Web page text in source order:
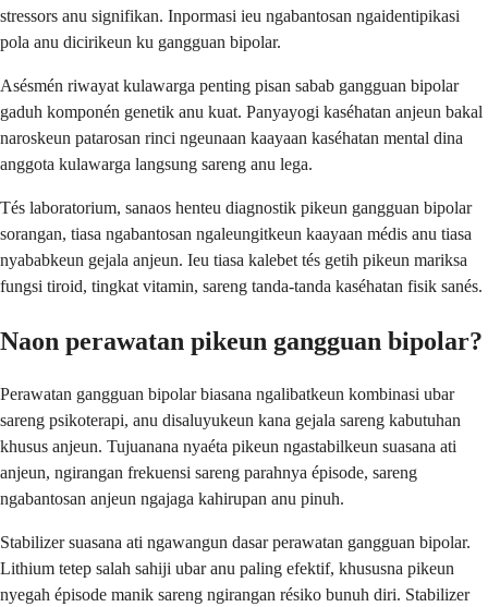
stressors anu signifikan. Inpormasi ieu ngabantosan ngaidentipikasi
pola anu dicirikeun ku gangguan bipolar.
Asésmén riwayat kulawarga penting pisan sabab gangguan bipolar
gaduh komponén genetik anu kuat. Panyayogi kaséhatan anjeun bakal
naroskeun patarosan rinci ngeunaan kaayaan kaséhatan mental dina
anggota kulawarga langsung sareng anu lega.
Tés laboratorium, sanaos henteu diagnostik pikeun gangguan bipolar
sorangan, tiasa ngabantosan ngaleungitkeun kaayaan médis anu tiasa
nyababkeun gejala anjeun. Ieu tiasa kalebet tés getih pikeun mariksa
fungsi tiroid, tingkat vitamin, sareng tanda-tanda kaséhatan fisik sanés.
Naon perawatan pikeun gangguan bipolar?
Perawatan gangguan bipolar biasana ngalibatkeun kombinasi ubar
sareng psikoterapi, anu disaluyukeun kana gejala sareng kabutuhan
khusus anjeun. Tujuanana nyaéta pikeun ngastabilkeun suasana ati
anjeun, ngirangan frekuensi sareng parahnya épisode, sareng
ngabantosan anjeun ngajaga kahirupan anu pinuh.
Stabilizer suasana ati ngawangun dasar perawatan gangguan bipolar.
Lithium tetep salah sahiji ubar anu paling efektif, khususna pikeun
nyegah épisode manik sareng ngirangan résiko bunuh diri. Stabilizer